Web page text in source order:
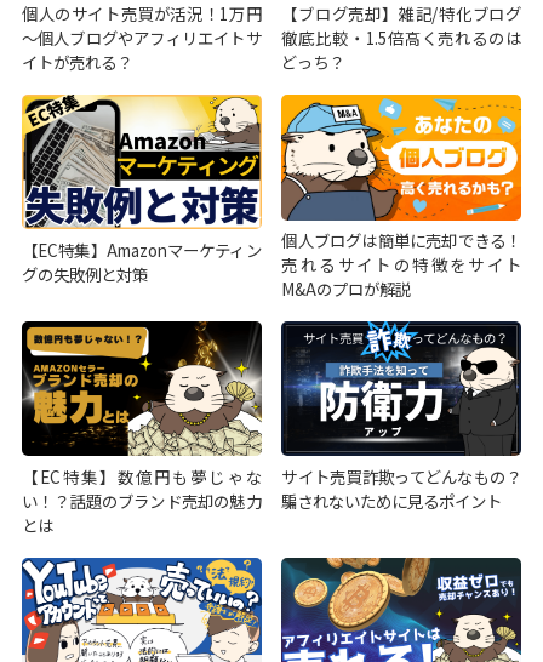
個人のサイト売買が活況！1万円
～個人ブログやアフィリエイトサ
イトが売れる？
【ブログ売却】雑記/特化ブログ
徹底比較・1.5倍高く売れるのは
どっち？
【EC特集】Amazonマーケティン
グの失敗例と対策
個人ブログは簡単に売却できる！
売れるサイトの特徴をサイト
M&Aのプロが解説
【EC特集】数億円も夢じゃな
い！？話題のブランド売却の魅力
とは
サイト売買詐欺ってどんなもの？
騙されないために見るポイント